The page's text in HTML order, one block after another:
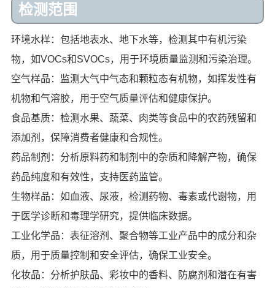
检测范围
环境水样：包括地表水、地下水等，检测其中有机污染
物，如VOCs和SVOCs，用于环境质量监测和污染治理。
空气样品：监测大气中气态和颗粒态有机物，如挥发性有
机物和气溶胶，用于空气质量评估和健康保护。
食品基质：检测水果、蔬菜、肉类等食品中的农药残留和
添加剂，保障消费者健康和合规性。
药品制剂：分析原料药和制剂中的杂质和降解产物，确保
药品纯度和有效性，支持医药监管。
生物样品：如血液、尿液，检测药物、毒素或代谢物，用
于医学诊断和毒理学研究，提供临床数据。
工业化学品：表征溶剂、聚合物等工业产品中的成分和杂
质，用于质量控制和安全评估，确保工业安全。
化妆品：分析护肤品、彩妆中的香料、防腐剂和潜在有害